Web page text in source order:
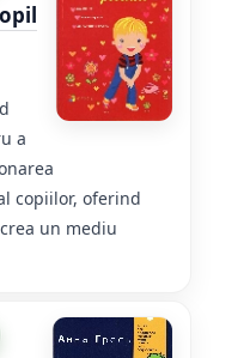
a
copiilor, oferind
un mediu